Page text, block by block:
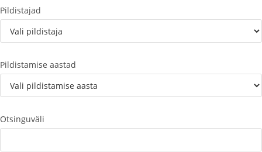
Pildistajad
Pildistamise aastad
Otsinguväli